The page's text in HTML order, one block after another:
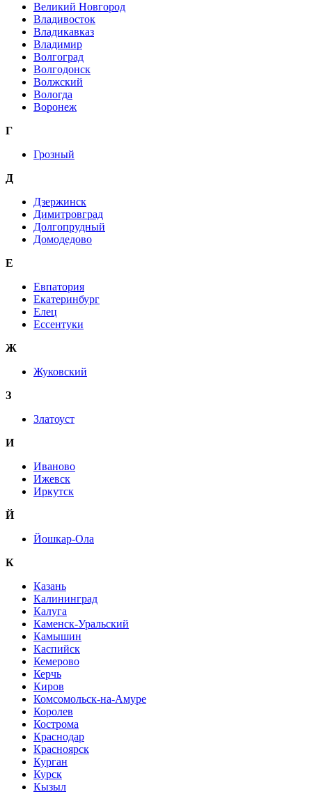
Великий Новгород
Владивосток
Владикавказ
Владимир
Волгоград
Волгодонск
Волжский
Вологда
Воронеж
Г
Грозный
Д
Дзержинск
Димитровград
Долгопрудный
Домодедово
Е
Евпатория
Екатеринбург
Елец
Ессентуки
Ж
Жуковский
З
Златоуст
И
Иваново
Ижевск
Иркутск
Й
Йошкар-Ола
К
Казань
Калининград
Калуга
Каменск-Уральский
Камышин
Каспийск
Кемерово
Керчь
Киров
Комсомольск-на-Амуре
Королев
Кострома
Краснодар
Красноярск
Курган
Курск
Кызыл